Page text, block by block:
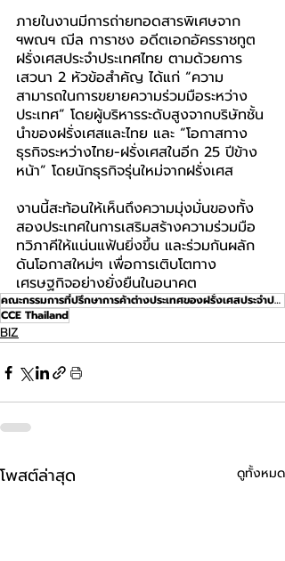
ภายในงานมีการถ่ายทอดสารพิเศษจาก
ฯพณฯ ฌีล การาชง อดีตเอกอัครราชทูต
ฝรั่งเศสประจำประเทศไทย ตามด้วยการ
เสวนา 2 หัวข้อสำคัญ ได้แก่ “ความ
สามารถในการขยายความร่วมมือระหว่าง
ประเทศ” โดยผู้บริหารระดับสูงจากบริษัทชั้น
นำของฝรั่งเศสและไทย และ “โอกาสทาง
ธุรกิจระหว่างไทย-ฝรั่งเศสในอีก 25 ปีข้าง
หน้า” โดยนักธุรกิจรุ่นใหม่จากฝรั่งเศส
งานนี้สะท้อนให้เห็นถึงความมุ่งมั่นของทั้ง
สองประเทศในการเสริมสร้างความร่วมมือ
ทวิภาคีให้แน่นแฟ้นยิ่งขึ้น และร่วมกันผลัก
ดันโอกาสใหม่ๆ เพื่อการเติบโตทาง
เศรษฐกิจอย่างยั่งยืนในอนาคต
คณะกรรมการที่ปรึกษาการค้าต่างประเทศของฝรั่งเศสประจำประเทศไทย
CCE Thailand
BIZ
โพสต์ล่าสุด ดูทั้งหมด